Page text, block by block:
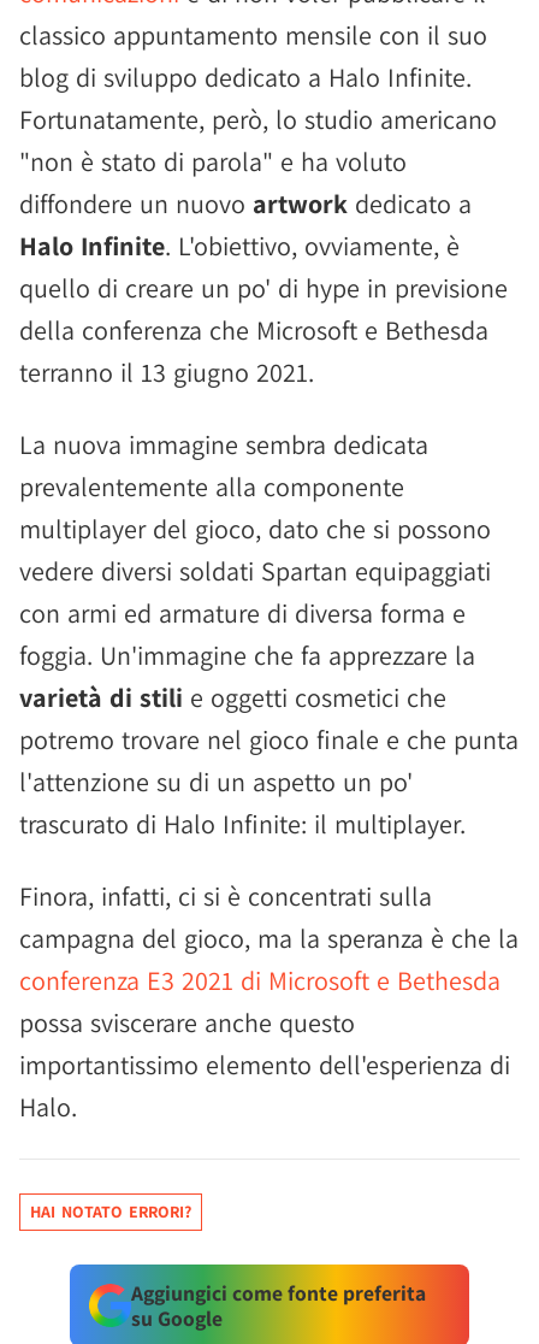
classico appuntamento mensile con il suo
blog di sviluppo dedicato a Halo Infinite.
Fortunatamente, però, lo studio americano
"non è stato di parola" e ha voluto
diffondere un nuovo artwork dedicato a
Halo Infinite. L'obiettivo, ovviamente, è
quello di creare un po' di hype in previsione
della conferenza che Microsoft e Bethesda
terranno il 13 giugno 2021.
La nuova immagine sembra dedicata
prevalentemente alla componente
multiplayer del gioco, dato che si possono
vedere diversi soldati Spartan equipaggiati
con armi ed armature di diversa forma e
foggia. Un'immagine che fa apprezzare la
varietà di stili e oggetti cosmetici che
potremo trovare nel gioco finale e che punta
l'attenzione su di un aspetto un po'
trascurato di Halo Infinite: il multiplayer.
Finora, infatti, ci si è concentrati sulla
campagna del gioco, ma la speranza è che la
conferenza E3 2021 di Microsoft e Bethesda
possa sviscerare anche questo
importantissimo elemento dell'esperienza di
Halo.
HAI NOTATO ERRORI?
Aggiungici come fonte preferita
su Google